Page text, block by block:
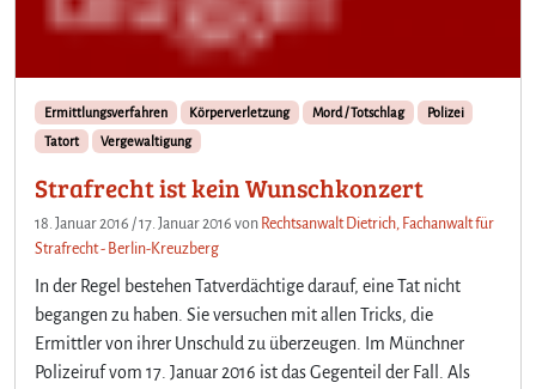
s
z
Ermittlungsverfahren Körperverletzung Mord / Totschlag
Polizei
Tatort
Vergewaltigung
Strafrecht ist kein Wunschkonzert
18. Januar 2016 /17. Januar 2016 von Rechtsanwalt Dietrich, Fachanwalt für
Strafrecht - Berlin-Kreuzberg
In der Regel bestehen Tatverdächtige darauf, eine Tat nicht
begangen zu haben. Sie versuchen mit allen Tricks, die
Ermittler von ihrer Unschuld zu überzeugen. Im Münchner
Polizeiruf vom 17. Januar 2016 ist das Gegenteil der Fall. Als